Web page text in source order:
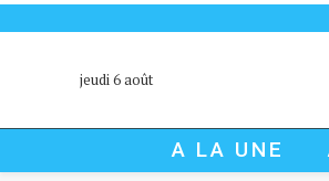
jeudi 6 août
A LA UNE